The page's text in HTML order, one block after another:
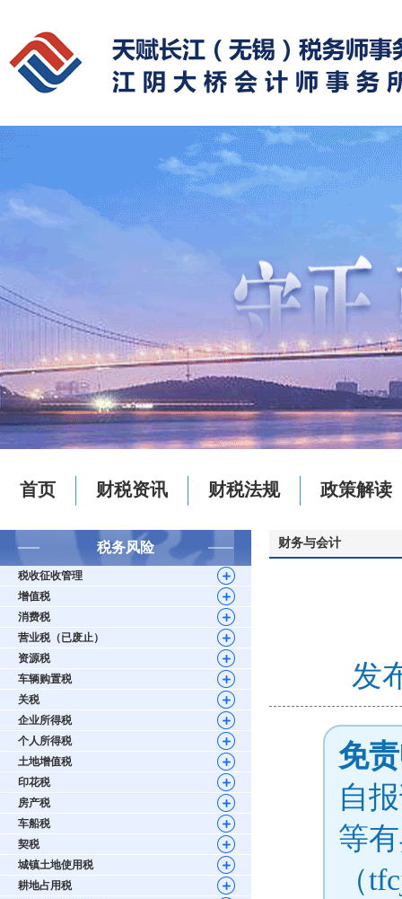
首页 财税资讯 财税法规 政策解读
税务风险
税收征收管理
增值税
消费税
营业税（已废止）
资源税
车辆购置税
关税
企业所得税
个人所得税
土地增值税
印花税
房产税
车船税
契税
城镇土地使用税
耕地占用税
财务与会计
发
免
自
等
（